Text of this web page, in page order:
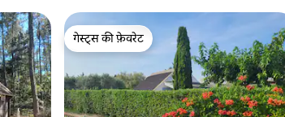
गेस्ट्स की फ़ेवरेट
गेस्ट्स की फ़ेवरेट